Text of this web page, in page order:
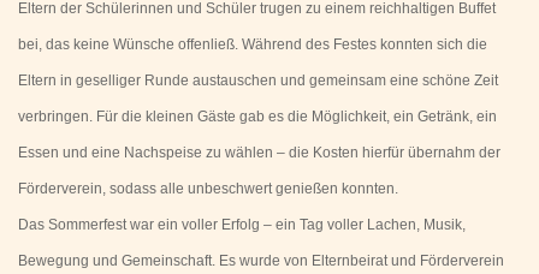
Eltern der Schülerinnen und Schüler trugen zu einem reichhaltigen Buffet
bei, das keine Wünsche offenließ. Während des Festes konnten sich die
Eltern in geselliger Runde austauschen und gemeinsam eine schöne Zeit
verbringen. Für die kleinen Gäste gab es die Möglichkeit, ein Getränk, ein
Essen und eine Nachspeise zu wählen – die Kosten hierfür übernahm der
Förderverein, sodass alle unbeschwert genießen konnten.
Das Sommerfest war ein voller Erfolg – ein Tag voller Lachen, Musik,
Bewegung und Gemeinschaft. Es wurde von Elternbeirat und Förderverein